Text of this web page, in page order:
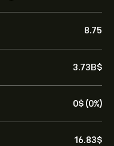
8.75
3.73B‎$‎
0‎$‎ (0%)
16.83‎$‎